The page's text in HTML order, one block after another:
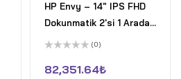
HP Envy – 14" IPS FHD
Dokunmatik 2'si 1 Arada
Laptop Intel Core 7
16GB DDR4 RAM 512GB
üzerinden
0
(0)
82,351.64₺